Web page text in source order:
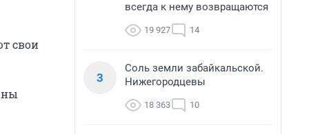
свои
всегда к нему возвращаются
19 927 14
3
Соль земли забайкальской.
Нижегородцевы
18 363 10